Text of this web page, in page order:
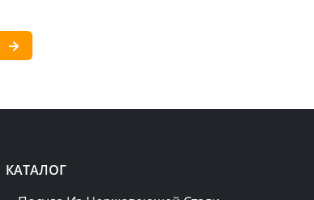
КАТАЛОГ